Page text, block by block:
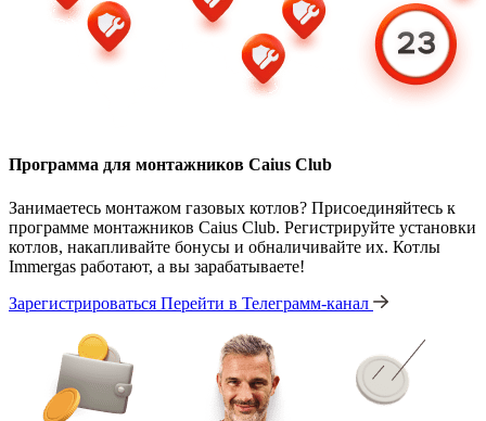
Программа для монтажников Caius Club
Занимаетесь монтажом газовых котлов? Присоединяйтесь к
программе монтажников Caius Club. Регистрируйте установки
котлов, накапливайте бонусы и обналичивайте их. Котлы
Immergas работают, а вы зарабатываете!
Зарегистрироваться Перейти в Телеграмм-канал